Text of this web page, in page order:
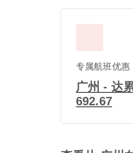
专属航班优惠
广州 - 达
692.67